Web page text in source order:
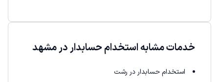
خدمات مشابه استخدام حسابدار در مشهد
استخدام حسابدار در رشت